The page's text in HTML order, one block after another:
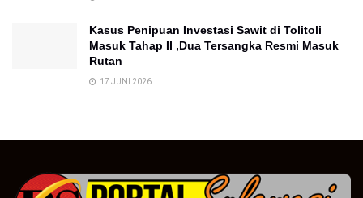
Kasus Penipuan Investasi Sawit di Tolitoli
Masuk Tahap II ,Dua Tersangka Resmi Masuk
Rutan
17 JUNI 2026